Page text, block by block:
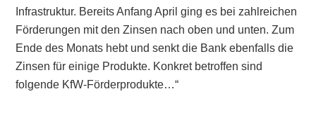
Infrastruktur. Bereits Anfang April ging es bei zahlreichen
Förderungen mit den Zinsen nach oben und unten. Zum
Ende des Monats hebt und senkt die Bank ebenfalls die
Zinsen für einige Produkte. Konkret betroffen sind
folgende KfW-Förderprodukte…“